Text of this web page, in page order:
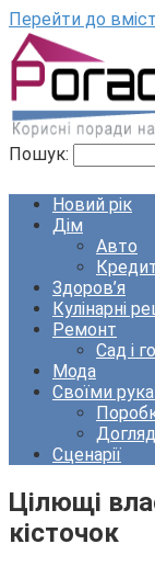
Перейти до
Пошук:
Новий рік
Дім
Авто
Здоров’я
Кулінарні
Ремонт
Сад і
Мода
Своїми
Сценарії
Цілющі
кісточок